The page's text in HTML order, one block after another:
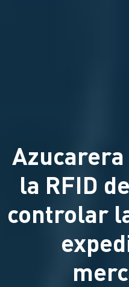
la RFID
controlar